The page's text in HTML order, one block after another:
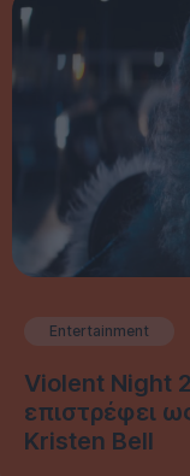
Entertainment
Violent Night
επιστρέφει
Kristen Bell